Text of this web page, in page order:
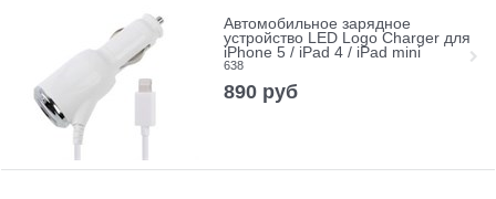
Автомобильное зарядное
устройство LED Logo Charger для
iPhone 5 / iPad 4 / iPad mini
638
890 руб